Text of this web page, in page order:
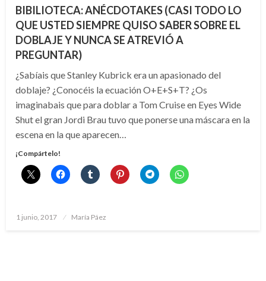
BIBILIOTECA: ANÉCDOTAKES (CASI TODO LO
QUE USTED SIEMPRE QUISO SABER SOBRE EL
DOBLAJE Y NUNCA SE ATREVIÓ A
PREGUNTAR)
¿Sabíais que Stanley Kubrick era un apasionado del
doblaje? ¿Conocéis la ecuación O+E+S+T? ¿Os
imaginabais que para doblar a Tom Cruise en Eyes Wide
Shut el gran Jordi Brau tuvo que ponerse una máscara en la
escena en la que aparecen…
¡Compártelo!
Publicado
1 junio, 2017 María Páez